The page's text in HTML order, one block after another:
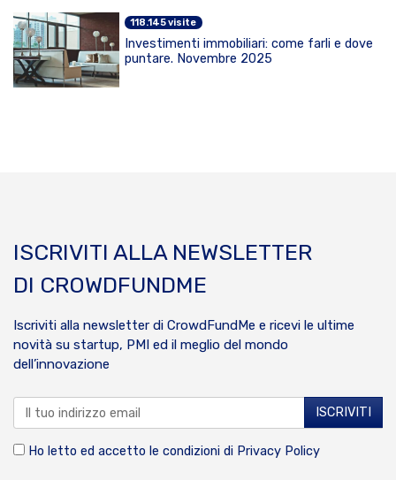
118.145 visite
Investimenti immobiliari: come farli e dove
puntare. Novembre 2025
ISCRIVITI ALLA NEWSLETTER
DI CROWDFUNDME
Iscriviti alla newsletter di CrowdFundMe e ricevi le ultime
novità su startup, PMI ed il meglio del mondo
dell’innovazione
Ho letto ed accetto le condizioni di Privacy Policy